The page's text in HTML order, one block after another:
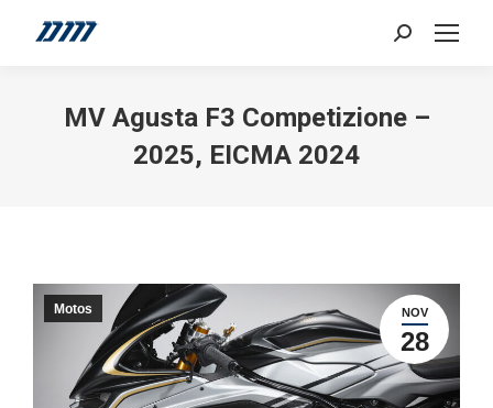
Search:
MV Agusta F3 Competizione –
2025, EICMA 2024
NOV
28
Motos